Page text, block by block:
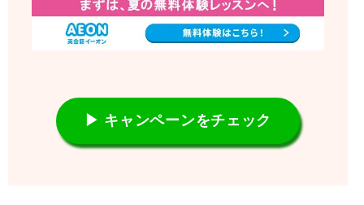
▶ キャンペーンをチェック